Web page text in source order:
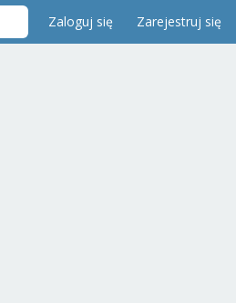
Zaloguj się Zarejestruj się